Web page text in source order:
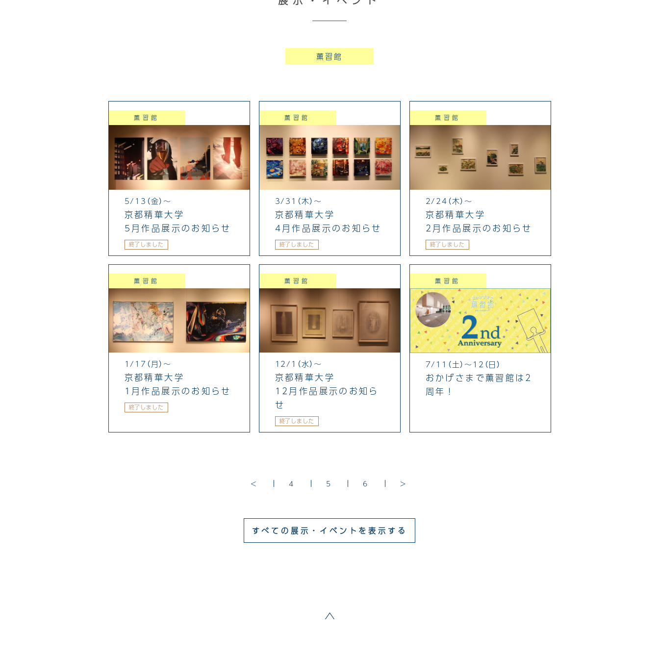
薫習館
薫習館
5/13（金）～
京都精華大学
5月作品展示のお知らせ
終了しました
薫習館
3/31（木）～
京都精華大学
4月作品展示のお知らせ
終了しました
薫習館
2/24（木）～
京都精華大学
2月作品展示のお知らせ
終了しました
薫習館
1/17（月）～
京都精華大学
1月作品展示のお知らせ
終了しました
薫習館
12/1（水）～
京都精華大学
12月作品展示のお知ら
せ
終了しました
薫習館
7/11（土）～12（日）
おかげさまで薫習館は2
周年！
< 4 5 6 >
すべての展示・イベントを表示する
ページトップへ戻る